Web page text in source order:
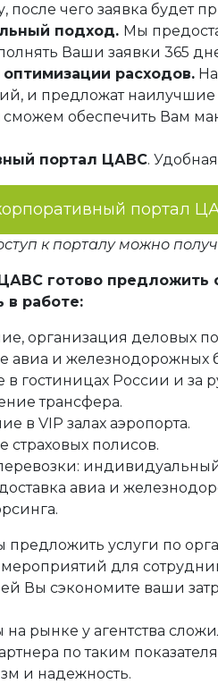
после чего заявка будет
подход. Мы
Ваши заявки 365
расходов.
и предложат наилучшие
обеспечить Вам
портал ЦАВС.
портал
к порталу можно
готово предложить
в работе:
организация деловых
и железнодорожных
гостиницах России и за
трансфера.
в VIP залах аэропорта.
полисов.
авиа и
предложить услуги по
для
Вы сэкономите ваши
на рынке у агентства
по таким
и надежность.